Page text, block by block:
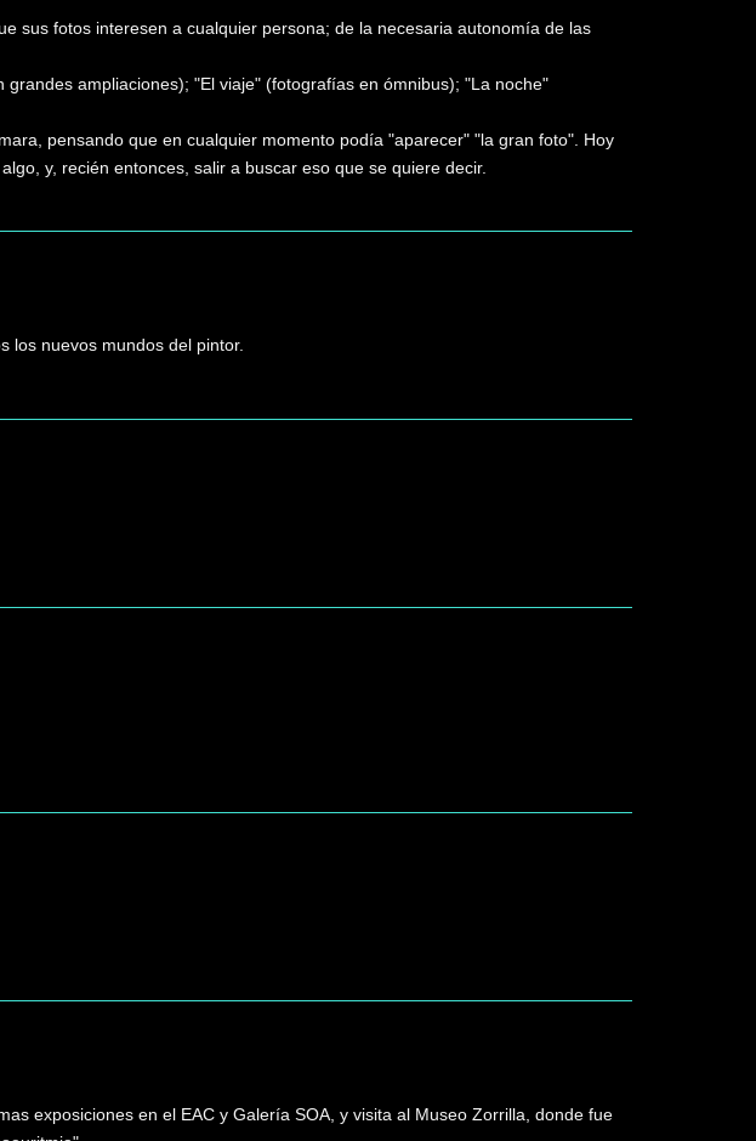
sus fotos interesen a cualquier persona; de la necesaria autonomía de las
ampliaciones); "El viaje" (fotografías en ómnibus); "La noche"
pensando que en cualquier momento podía "aparecer" "la gran foto". Hoy
y, recién entonces, salir a buscar eso que se quiere decir.
los nuevos mundos del pintor.
exposiciones en el EAC y Galería SOA, y visita al Museo Zorrilla, donde fue